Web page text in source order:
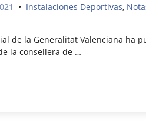
• Instalaciones Deportivas,
de la Generalitat Valenciana ha
la consellera de …